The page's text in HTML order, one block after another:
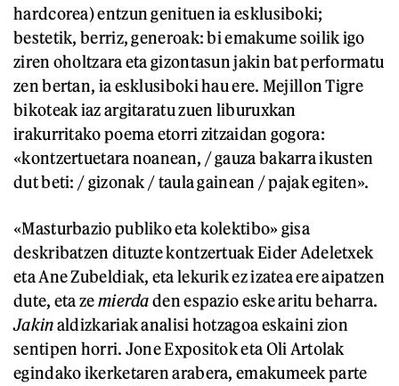
hardcorea) entzun genituen ia esklusiboki;
bestetik, berriz, generoak: bi emakume soilik igo
ziren oholtzara eta gizontasun jakin bat performatu
zen bertan, ia esklusiboki hau ere. Mejillon Tigre
bikoteak iaz argitaratu zuen liburuxkan
irakurritako poema etorri zitzaidan gogora:
«kontzertuetara noanean, / gauza bakarra ikusten
dut beti: / gizonak / taula gainean / pajak egiten».
«Masturbazio publiko eta kolektibo» gisa
deskribatzen dituzte kontzertuak Eider Adeletxek
eta Ane Zubeldiak, eta lekurik ez izatea ere aipatzen
dute, eta zemierdaden espazio eske aritu beharra.
Jakinaldizkariak analisi hotzagoa eskaini zion
sentipen horri. Jone Expositok eta Oli Artolak
egindako ikerketaren arabera, emakumeek parte